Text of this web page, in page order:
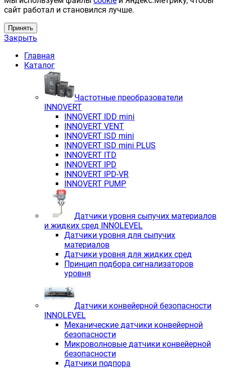
сайт работал и становился лучше.
Принять
Закрыть
Главная
Каталог
Частотные преобразователи
INNOVERT
INNOVERT IDD mini
INNOVERT VENT
INNOVERT ISD mini
INNOVERT ISD mini PLUS
INNOVERT ITD
INNOVERT IРD
INNOVERT IРD-VR
INNOVERT PUMP
Датчики уровня сыпучих материалов
и жидких сред INNOLEVEL
Датчики уровня для сыпучих
материалов
Датчики уровня для жидких сред
Принцип подбора сигнализаторов
уровня
Датчики конвейерной безопасности
INNOLEVEL
Механические датчики конвейерной
безопасности
Микроволновые датчики конвейерной
безопасности
Датчики подпора